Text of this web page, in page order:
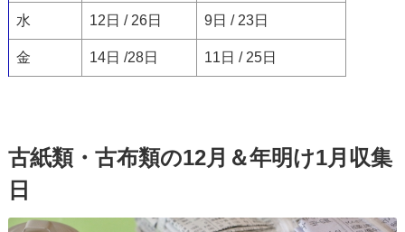
水 12日 / 26日 9日 / 23日
金 14日 /28日 11日 / 25日
古紙類・古布類の12月＆年明け1月収集
日